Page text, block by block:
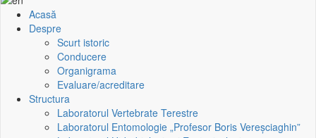
Harta
Acasă
Despre
Scurt istoric
Conducere
Organigrama
Evaluare/acreditare
Structura
Laboratorul Vertebrate Terestre
Laboratorul Entomologie „Profesor Boris Vereşciaghin”